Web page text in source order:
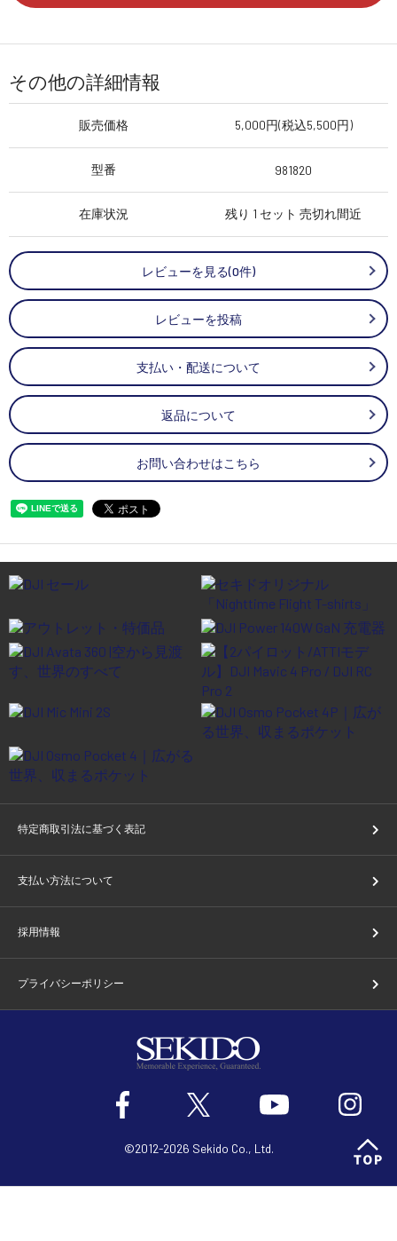
その他の詳細情報
販売価格 5,000円(税込5,500円)
型番 981820
在庫状況 残り 1 セット 売切れ間近
レビューを見る(0件)
レビューを投稿
支払い・配送について
返品について
お問い合わせはこちら
特定商取引法に基づく表記
支払い方法について
採用情報
プライバシーポリシー
©2012-2026 Sekido Co., Ltd.